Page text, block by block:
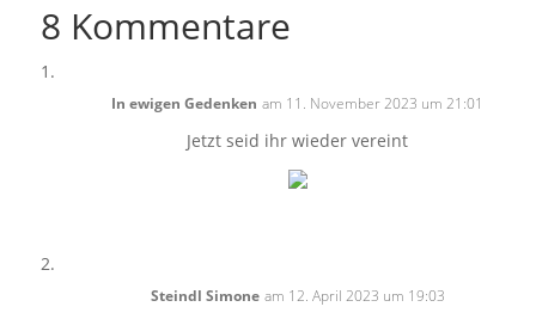
8 Kommentare
In ewigen Gedenken am 11. November 2023 um 21:01
Jetzt seid ihr wieder vereint
Steindl Simone am 12. April 2023 um 19:03